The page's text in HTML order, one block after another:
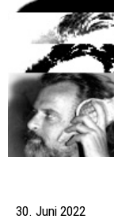
30. Juni 2022